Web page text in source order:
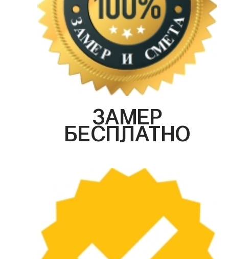
ЗАМЕР
БЕСПЛАТНО